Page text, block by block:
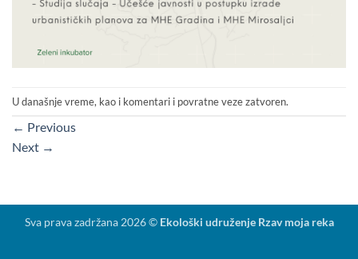
U današnje vreme, kao i komentari i povratne veze zatvoren.
← Previous
Next →
Sva prava zadržana 2026 © Ekološki udruženje Rzav moja reka